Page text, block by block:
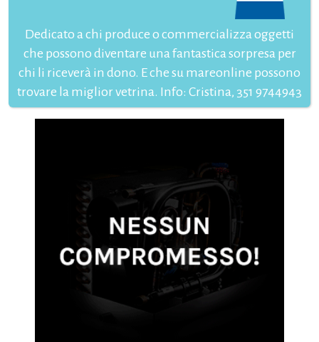
Dedicato a chi produce o commercializza oggetti
che possono diventare una fantastica sorpresa per
chi li riceverà in dono. E che su mareonline possono
trovare la miglior vetrina. Info: Cristina, 351 9744943